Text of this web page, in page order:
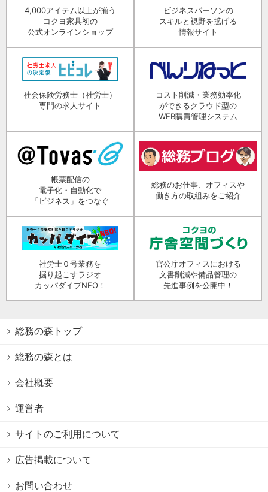
4,000アイテム以上が揃う
コクヨ家具初の
公式オンラインショップ
ビジネスパーソンの
スキルと視野を拡げる
情報サイト
社会保険労務士（社労士）
専門の求人サイト
コスト削減・業務効率化
ができるクラウド型の
WEB購買管理システム
帳票配信の
電子化・自動化で
「ビジネス」をつなぐ
総務のお仕事、オフィスや
働き方の取組みをご紹介
社労士０号業務を
掘り起こすラジオ
カッパダイブNEO！
官公庁オフィスにおける
文書削減や備品管理の
先進事例を公開中！
総務の森トップ
総務の森とは
会社概要
運営者
サイトのご利用について
広告掲載について
お問い合わせ